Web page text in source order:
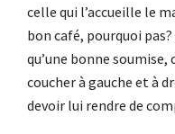
celle qui l’accueille le
bon café, pourquoi
qu’une bonne soumise,
coucher à gauche et à
devoir lui rendre de